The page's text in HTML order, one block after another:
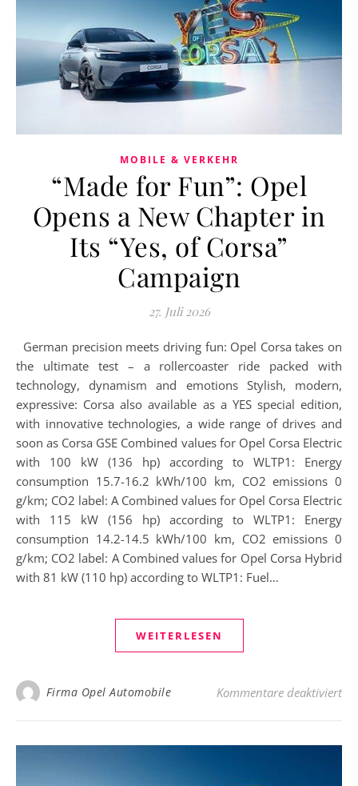
MOBILE & VERKEHR
“Made for Fun”: Opel
Opens a New Chapter in
Its “Yes, of Corsa”
Campaign
27. Juli 2026
German precision meets driving fun: Opel Corsa takes on
the ultimate test – a rollercoaster ride packed with
technology, dynamism and emotions Stylish, modern,
expressive: Corsa also available as a YES special edition,
with innovative technologies, a wide range of drives and
soon as Corsa GSE Combined values for Opel Corsa Electric
with 100 kW (136 hp) according to WLTP1: Energy
consumption 15.7-16.2 kWh/100 km, CO2 emissions 0
g/km; CO2 label: A Combined values for Opel Corsa Electric
with 115 kW (156 hp) according to WLTP1: Energy
consumption 14.2-14.5 kWh/100 km, CO2 emissions 0
g/km; CO2 label: A Combined values for Opel Corsa Hybrid
with 81 kW (110 hp) according to WLTP1: Fuel…
WEITERLESEN
Firma Opel Automobile Kommentare deaktiviertfür